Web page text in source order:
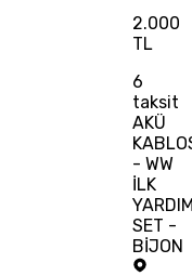
2.000
TL
6
taksit
AKÜ
- WW
İLK
SET -
BİJON